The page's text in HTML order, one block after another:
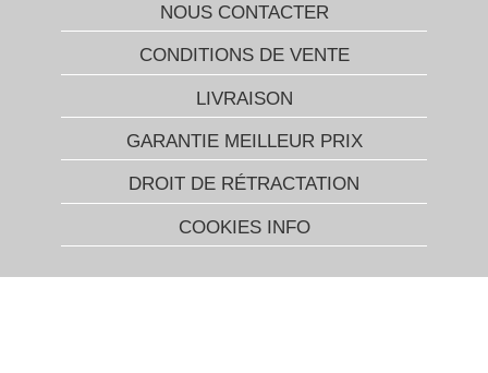
NOUS CONTACTER
CONDITIONS DE VENTE
LIVRAISON
GARANTIE MEILLEUR PRIX
DROIT DE RÉTRACTATION
COOKIES INFO